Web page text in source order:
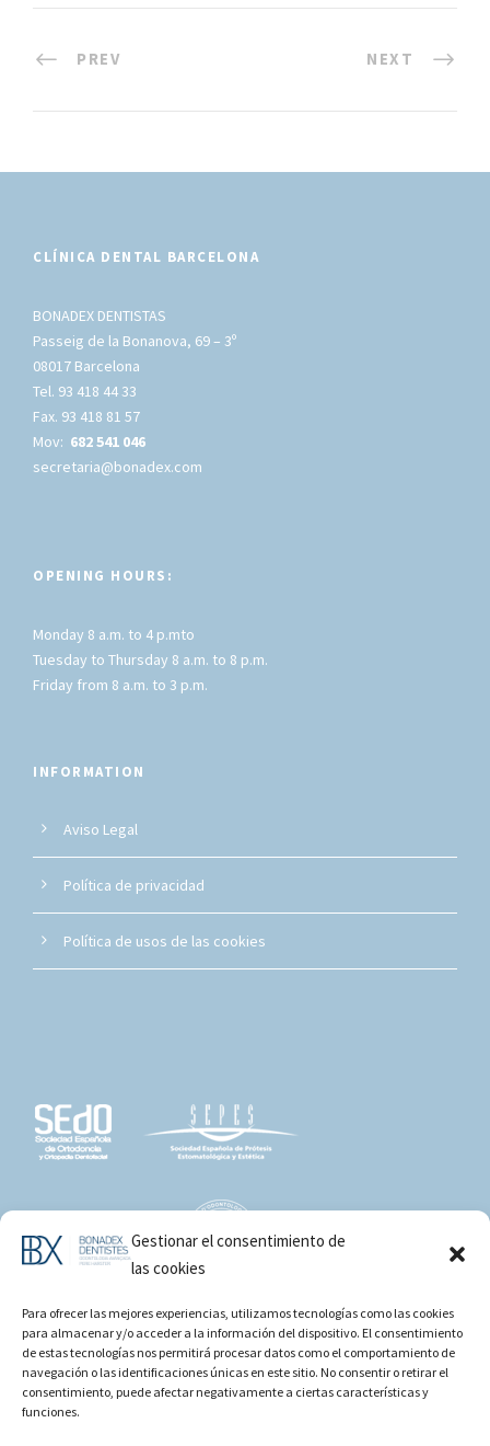
Gestionar el consentimiento de
las cookies
Para ofrecer las mejores experiencias, utilizamos tecnologías como las cookies
para almacenar y/o acceder a la información del dispositivo. El consentimiento
de estas tecnologías nos permitirá procesar datos como el comportamiento de
navegación o las identificaciones únicas en este sitio. No consentir o retirar el
consentimiento, puede afectar negativamente a ciertas características y
funciones.
PREV NEXT
CLÍNICA DENTAL BARCELONA
BONADEX DENTISTAS
Passeig de la Bonanova, 69 – 3º
08017 Barcelona
Tel. 93 418 44 33
Fax. 93 418 81 57
Mov: 682 541 046
secretaria@bonadex.com
OPENING HOURS:
Monday 8 a.m. to 4 p.mto
Tuesday to Thursday 8 a.m. to 8 p.m.
Friday from 8 a.m. to 3 p.m.
INFORMATION
Aviso Legal
Política de privacidad
Política de usos de las cookies